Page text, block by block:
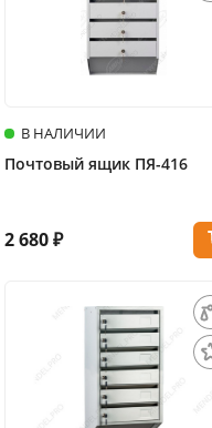
В НАЛИЧИИ
Почтовый ящик ПЯ-416
2 680 ₽